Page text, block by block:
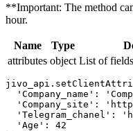
**Important: The method
hour.
Name Type
attributes object List of
'Company_name':
'Company_site':
'Telegram_chanel':
  'Age': 42